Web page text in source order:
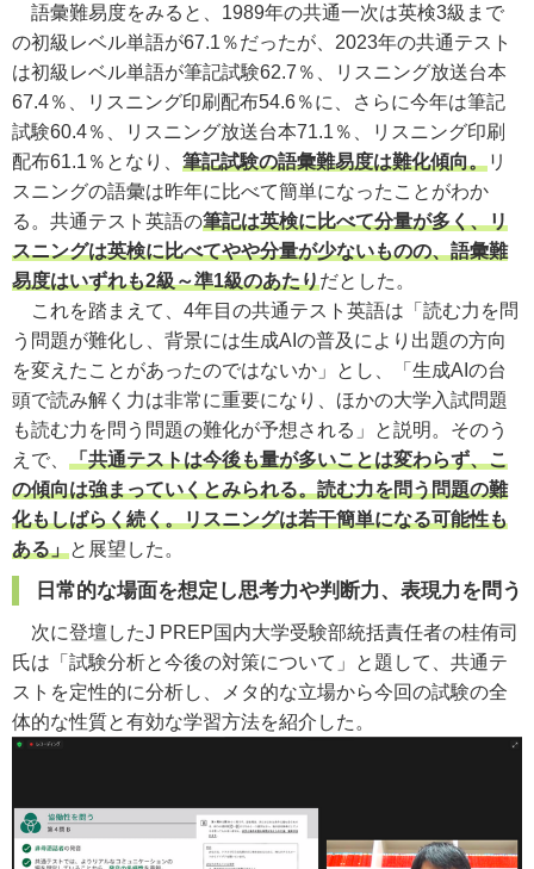
語彙難易度をみると、1989年の共通一次は英検3級まで
の初級レベル単語が67.1％だったが、2023年の共通テスト
は初級レベル単語が筆記試験62.7％、リスニング放送台本
67.4％、リスニング印刷配布54.6％に、さらに今年は筆記
試験60.4％、リスニング放送台本71.1％、リスニング印刷
配布61.1％となり、 筆記試験の語彙難易度は難化傾向。リ
スニングの語彙は昨年に比べて簡単になったことがわか
る。共通テスト英語の筆記は英検に比べて分量が多く、リ
スニングは英検に比べてやや分量が少ないものの、語彙難
易度はいずれも2級～準1級のあたりだとした。
これを踏まえて、4年目の共通テスト英語は「読む力を問
う問題が難化し、背景には生成AIの普及により出題の方向
を変えたことがあったのではないか」とし、「生成AIの台
頭で読み解く力は非常に重要になり、ほかの大学入試問題
も読む力を問う問題の難化が予想される」と説明。そのう
えで、 「共通テストは今後も量が多いことは変わらず、こ
の傾向は強まっていくとみられる。読む力を問う問題の難
化もしばらく続く。リスニングは若干簡単になる可能性も
ある」と展望した。
日常的な場面を想定し思考力や判断力、表現力を問う
次に登壇したJ PREP国内大学受験部統括責任者の桂侑司
氏は「試験分析と今後の対策について」と題して、共通テ
ストを定性的に分析し、メタ的な立場から今回の試験の全
体的な性質と有効な学習方法を紹介した。